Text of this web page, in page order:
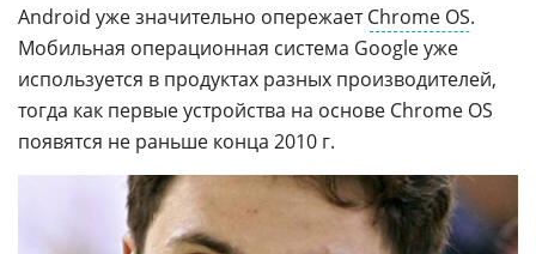
Android уже значительно опережаетChrome OS.
Мобильная операционная система Google уже
используется в продуктах разных производителей,
тогда как первые устройства на основе Chrome OS
появятся не раньше конца 2010 г.